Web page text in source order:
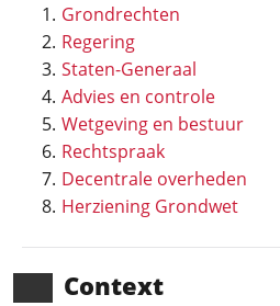
Grondrechten
Regering
Staten-Generaal
Advies en controle
Wetgeving en bestuur
Rechtspraak
Decentrale overheden
Herziening Grondwet
Context